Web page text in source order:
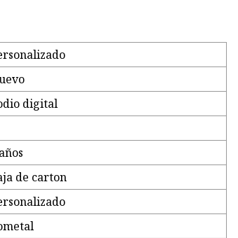
digital
de carton